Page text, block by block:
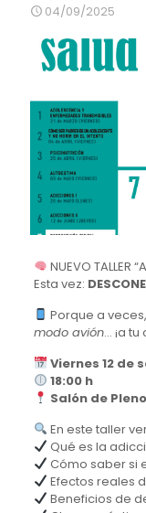
04/09/2025
NUEVO TALLER
Esta vez:
Porque a
modo avión… ¡a
Viernes 12 de
18:00 h
Salón de
En este taller
Qué es la
Cómo saber si
Efectos reales
Beneficios de